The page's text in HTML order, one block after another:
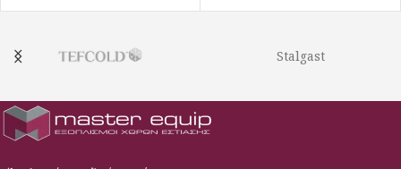
ΑΠΟΨΥΞΗ:Αυτόματη | ΨΥΚΤΙΚΟ
Stalgast